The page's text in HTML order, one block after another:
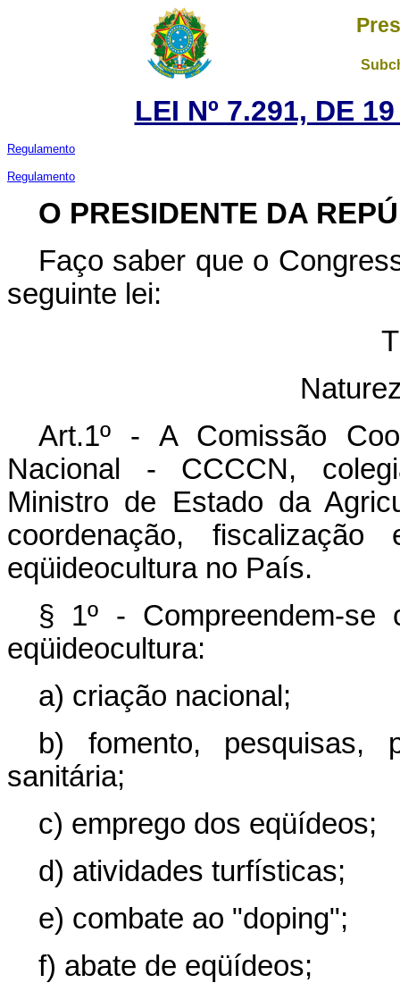
LEI Nº 7.291, DE
Regulamento
Regulamento
O PRESIDENTE DA
Faço saber que o
seguinte lei:
Art.1º - A Comissão
Nacional - CCCCN,
Ministro de Estado da
coordenação,
eqüideocultura no País.
§ 1º - Compreendem-se
eqüideocultura:
a) criação nacional;
b) fomento, pesquisas,
sanitária;
c) emprego dos eqüídeos;
d) atividades turfísticas;
e) combate ao "doping";
f) abate de eqüídeos;